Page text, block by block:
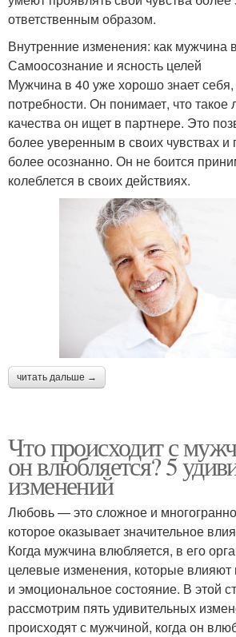
ответственным образом.
Внутренние изменения: как мужчина
Самоосознание и ясность целей
Мужчина в 40 уже хорошо знает
потребности. Он понимает, что такое
качества он ищет в партнере. Это
более уверенным в своих чувствах и
более осознанно. Он не боится
колеблется в своих действиях.
читать дальше →
Что происходит с
он влюбляется? 5
изменений
Любовь — это сложное и
которое оказывает значительное
Когда мужчина влюбляется, в его
целевые изменения, которые влияют
и эмоциональное состояние. В этой
рассмотрим пять удивительных
происходят с мужчиной, когда он